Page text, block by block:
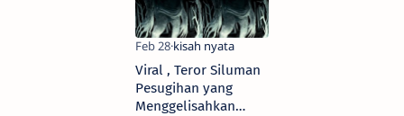
Viral , Teror Siluman
Pesugihan yang
Menggelisahkan